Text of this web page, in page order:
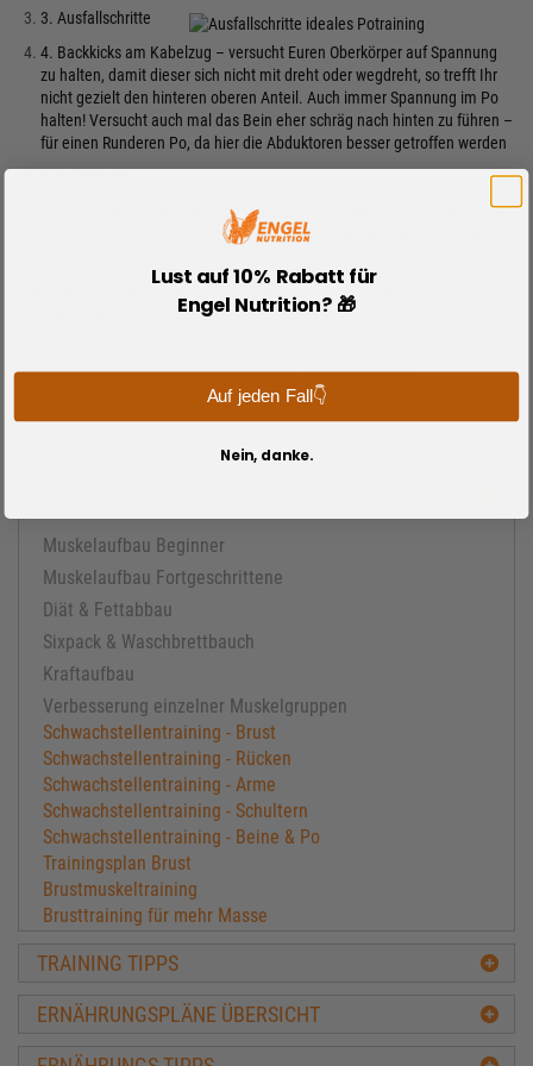
3. Ausfallschritte
4. Backkicks am Kabelzug – versucht Euren Oberkörper auf Spannung
zu halten, damit dieser sich nicht mit dreht oder wegdreht, so trefft Ihr
nicht gezielt den hinteren oberen Anteil. Auch immer Spannung im Po
halten! Versucht auch mal das Bein eher schräg nach hinten zu führen –
für einen Runderen Po, da hier die Abduktoren besser getroffen werden
6. Einbeinige Beinpresse – Ich lege mich hier immer schräg auf den Sitz,
so werden hinterer und innerer Beinanteil besser getroffen und natürlich
Nach dem Beintraining mache ich immer noch mal einige
zum abwärmen. Dehnen oder Faszienrolle lasse ich hier weg und mach
Weitere Tipps & Tricks zum effektiven Po-Training gibt eshier
Muskelaufbau Beginner
Muskelaufbau Fortgeschrittene
Diät & Fettabbau
Sixpack & Waschbrettbauch
Kraftaufbau
Verbesserung einzelner Muskelgruppen
Schwachstellentraining - Brust
Schwachstellentraining - Rücken
Schwachstellentraining - Arme
Schwachstellentraining - Schultern
Schwachstellentraining - Beine & Po
Trainingsplan Brust
Brustmuskeltraining
Brusttraining für mehr Masse
Brusttraining Mens Physique Athlet Marco Liske
Breite und starke Rückenmuskeln
TRAINING TIPPS
ERNÄHRUNGSPLÄNE ÜBERSICHT
Lust auf 10% Rabatt für
Engel Nutrition? 🎁
Auf jeden Fall👇
Nein, danke.